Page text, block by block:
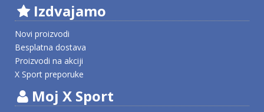
Izdvajamo
Novi proizvodi
Besplatna dostava
Proizvodi na akciji
X Sport preporuke
Moj X Sport